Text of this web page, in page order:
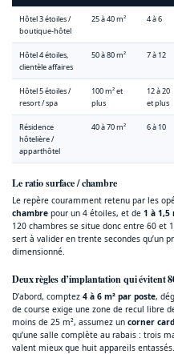
Hôtel 3 étoiles /
boutique-hôtel
25 à 40 m² 4 à 6
Hôtel 4 étoiles,
clientèle affaires
50 à 80 m² 7 à 12
Hôtel 5 étoiles /
resort / spa
100 m² et
plus
12 à 20
et plus
Résidence
hôtelière /
apparthôtel
40 à 70 m² 6 à 10
Le ratio surface / chambre
Le repère couramment retenu par les
chambre pour un 4 étoiles, et de 1 à 1,5
120 chambres se situe donc entre 60 et
sert à valider en trente secondes qu’un
dimensionné.
Deux règles d’implantation qui évitent
D’abord, comptez 4 à 6 m² par poste,
de course exige une zone de recul libre
moins de 25 m², assumez un corner
qu’une salle complète au rabais : trois
valent mieux que huit appareils entassés.